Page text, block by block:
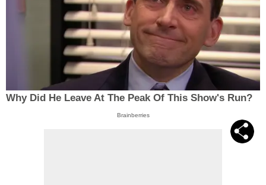
Why Did He Leave At The Peak Of This Show's Run?
Brainberries